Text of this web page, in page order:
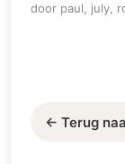
door paul, july,
← Terug